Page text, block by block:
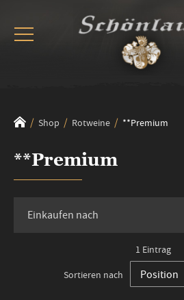
Shop Rotweine **Premium
**Premium
1 Eintrag
Sortieren nach
Einkaufen nach